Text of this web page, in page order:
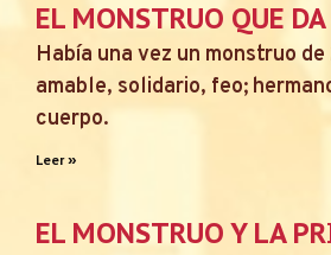
EL MONSTRUO QUE
Había una vez un monstruo
amable, solidario, feo;
cuerpo.
Leer »
EL MONSTRUO Y LA